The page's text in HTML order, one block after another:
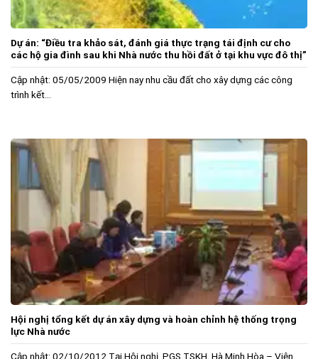
Dự án: “Điều tra khảo sát, đánh giá thực trạng tái định cư cho
các hộ gia đình sau khi Nhà nước thu hồi đất ở tại khu vực đô thị”
Cập nhật: 05/05/2009 Hiện nay nhu cầu đất cho xây dựng các công
trình kết...
Hội nghị tổng kết dự án xây dựng và hoàn chỉnh hệ thống trọng
lực Nhà nước
Cập nhật: 02/10/2012 Tại Hội nghị, PGS.TSKH. Hà Minh Hòa – Viện